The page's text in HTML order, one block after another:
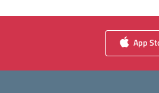
App